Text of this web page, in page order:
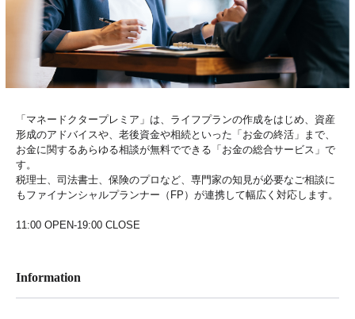
「マネードクタープレミア」は、ライフプランの作成をはじめ、資産
形成のアドバイスや、老後資金や相続といった「お金の終活」まで、
お金に関するあらゆる相談が無料でできる「お金の総合サービス」で
す。
税理士、司法書士、保険のプロなど、専門家の知見が必要なご相談に
もファイナンシャルプランナー（FP）が連携して幅広く対応します。
11:00 OPEN-19:00 CLOSE
Information